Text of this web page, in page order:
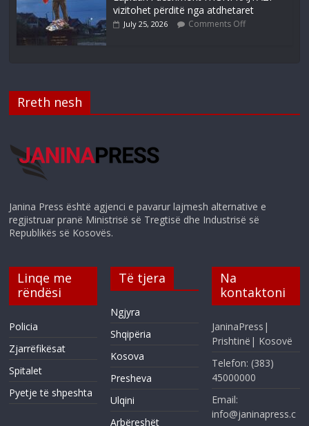
vizitohet përditë nga atdhetaret
July 25, 2026 Comments Off
Rreth nesh
Janina Press është agjenci e pavarur lajmesh alternative e
regjistruar pranë Ministrisë së Tregtisë dhe Industrisë së
Republikës së Kosovës.
Linqe me
rëndësi
Policia
Zjarrëfikësat
Spitalet
Pyetje të shpeshta
Të tjera
Ngjyra
Shqipëria
Kosova
Presheva
Ulqini
Arbëreshët
Na
kontaktoni
JaninaPress|
Prishtinë| Kosovë
Telefon: (383)
45000000
Email:
info@janinapress.c